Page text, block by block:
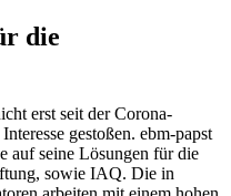
die
erst seit der Corona-
gestoßen. ebm-papst
auf seine Lösungen für die
sowie IAQ. Die in